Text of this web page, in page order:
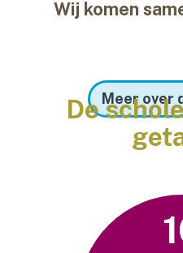
Wij komen
Meer over
De